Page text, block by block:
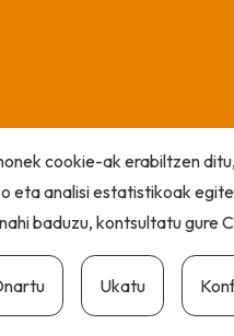
cookie-ak erabiltzen
eta analisi estatistikoak
baduzu, kontsultatu gure
Ukatu